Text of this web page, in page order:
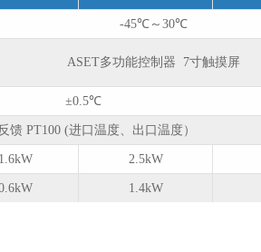
-45℃～30℃
ASET多功能控制器 7寸触摸屏
±0.5℃
馈 PT100 (进口温度、出口温度）
1.6kW 2.5kW
1.4kW